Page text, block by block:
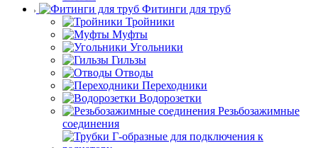
Фитинги для труб
Тройники
Муфты
Угольники
Гильзы
Отводы
Переходники
Водорозетки
Резьбозажимные
соединения